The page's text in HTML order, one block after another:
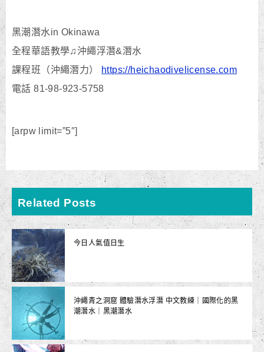
黑潮潛水in Okinawa
全程華語教學♫沖繩浮潛&潛水
課程班（沖繩潛力）
https://heichaodivelicense.com
電話 81-98-923-5758
[arpw limit=”5″]
Related Posts
今日人氣值日生
沖繩青之洞窟 體驗潛水浮潛 中文教練｜國際化的黑
潮潛水｜黑潮潛水